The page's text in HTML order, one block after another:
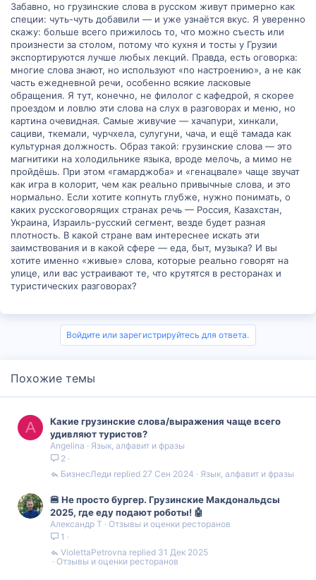
Забавно, но грузинские слова в русском живут примерно как
специи: чуть-чуть добавили — и уже узнаётся вкус. Я уверенно
скажу: больше всего прижилось то, что можно съесть или
произнести за столом, потому что кухня и тосты у Грузии
экспортируются лучше любых лекций. Правда, есть оговорка:
многие слова знают, но используют «по настроению», а не как
часть ежедневной речи, особенно всякие ласковые
обращения. Я тут, конечно, не филолог с кафедрой, я скорее
проездом и ловлю эти слова на слух в разговорах и меню, но
картина очевидная. Самые живучие — хачапури, хинкали,
сациви, ткемали, чурчхела, сулугуни, чача, и ещё тамада как
культурная должность. Образ такой: грузинские слова — это
магнитики на холодильнике языка, вроде мелочь, а мимо не
пройдёшь. При этом «гамарджоба» и «генацвале» чаще звучат
как игра в колорит, чем как реально привычные слова, и это
нормально. Если хотите копнуть глубже, нужно понимать, о
каких русскоговорящих странах речь — Россия, Казахстан,
Украина, Израиль-русский сегмент, везде будет разная
плотность. В какой стране вам интереснее искать эти
заимствования и в какой сфере — еда, быт, музыка? И вы
хотите именно «живые» слова, которые реально говорят на
улице, или вас устраивают те, что крутятся в ресторанах и
туристических разговорах?
Войдите или зарегистрируйтесь для ответа.
Похожие темы
A
Какие грузинские слова/выражения чаще всего
удивляют туристов?
Angelina
Язык, алфавит и фразы
2
Язык, алфавит и фразы
27 Сен 2024
БизнесЛеди
🍔 Не просто бургер. Грузинские Макдональдсы
2025, где еду подают роботы! 🤖
Александр Т
Отзывы и оценки ресторанов
1
Отзывы и оценки ресторанов
31 Дек 2025
ViolettaPetrovna